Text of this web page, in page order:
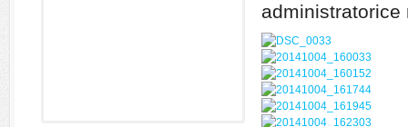
administratorice